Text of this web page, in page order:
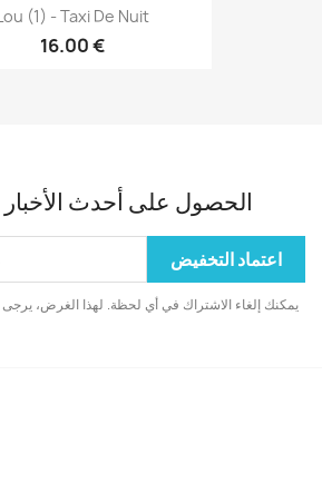
(1) - Taxi De Nuit
16.00 €
الحصول على أحدث
يمكنك إلغاء الاشتراك في أي لحظة. لهذا الغرض، يرجى